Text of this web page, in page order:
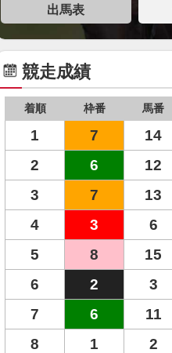
出馬表
競走成績
着順 枠番 馬番
1 7 14
2
6 12
3
7 13
4
3 6
5
8 15
6
2 3
7
6 11
8
1 2